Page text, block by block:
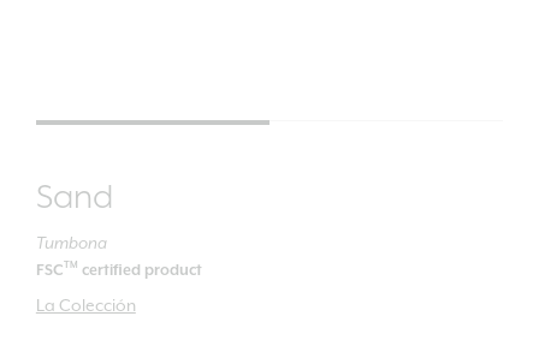
Sand
Tumbona
FSC TM certified product
La Colección